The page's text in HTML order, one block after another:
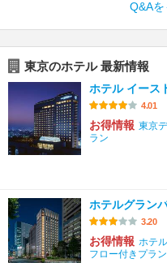
Q&A
東京のホテル 最新情報
ホテル イース
4.01
お得情報 東京
ラン
ホテルグラン
3.20
お得情報 ホテ
フロー付きプラン